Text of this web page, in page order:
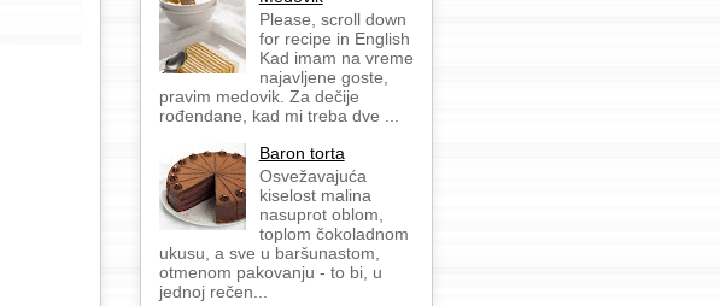
Please, scroll down
for recipe in English
Kad imam na vreme
najavljene goste,
pravim medovik. Za dečije
rođendane, kad mi treba dve ...
Baron torta
Osvežavajuća
kiselost malina
nasuprot oblom,
toplom čokoladnom
ukusu, a sve u baršunastom,
otmenom pakovanju - to bi, u
jednoj rečen...